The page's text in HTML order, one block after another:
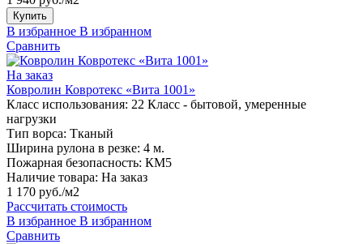
Купить
В избранное В избранном
Сравнить
На заказ
Ковролин Ковротекс «Вита 1001»
Класс использования: 22 Класс - бытовой, умеренные
нагрузки
Тип ворса: Тканый
Ширина рулона в резке: 4 м.
Пожарная безопасность: КМ5
Наличие товара: На заказ
1 170 руб./м2
Рассчитать стоимость
В избранное В избранном
Сравнить